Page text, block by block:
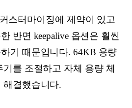
스터마이징에 제약이 있고
반면 keepalive 옵션은 훨씬
기 때문입니다. 64KB 용량
를 조절하고 자체 용량 체
해결했습니다.